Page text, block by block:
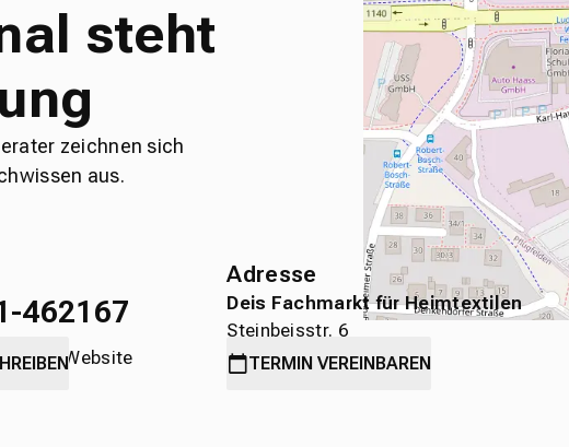
steht
zeichnen sich
aus.
462167
die Website
Adresse
Deis Fachmarkt für Heimtextilen
Steinbeisstr. 6
71636 Ludwigsburg
TERMIN VEREINBAREN